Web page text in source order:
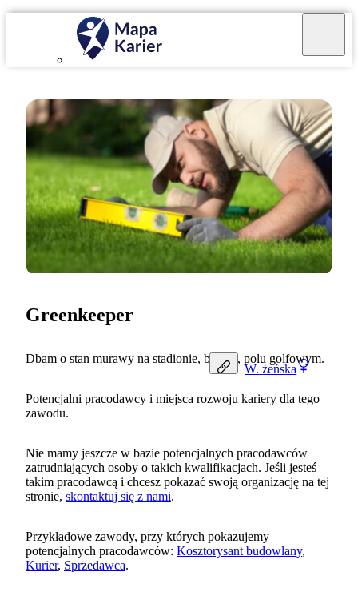
W. żeńska
Greenkeeper
Dbam o stan murawy na stadionie, boisku, polu golfowym.
Potencjalni pracodawcy i miejsca rozwoju kariery dla tego
zawodu.
Nie mamy jeszcze w bazie potencjalnych pracodawców
zatrudniających osoby o takich kwalifikacjach. Jeśli jesteś
takim pracodawcą i chcesz pokazać swoją organizację na tej
stronie, skontaktuj się z nami.
Przykładowe zawody, przy których pokazujemy
potencjalnych pracodawców: Kosztorysant budowlany,
Kurier, Sprzedawca.